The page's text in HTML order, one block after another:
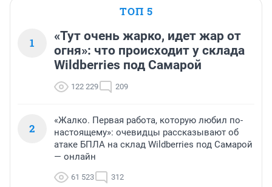
ТОП 5
1
«Тут очень жарко, идет жар от
огня»: что происходит у склада
Wildberries под Самарой
122 229 209
2
«Жалко. Первая работа, которую любил по-
настоящему»: очевидцы рассказывают об
атаке БПЛА на склад Wildberries под Самарой
— онлайн
61 523 312